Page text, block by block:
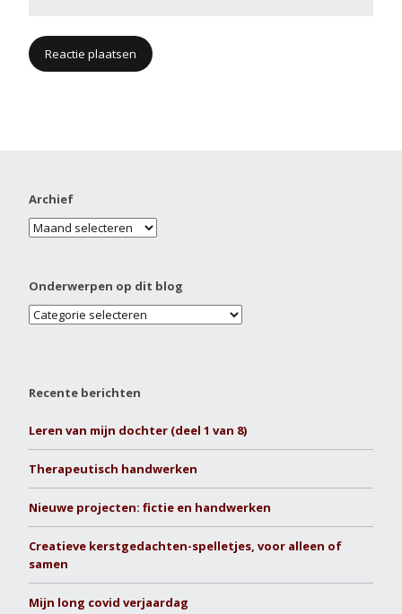
Archief
Onderwerpen op dit blog
Recente berichten
Leren van mijn dochter (deel 1 van 8)
Therapeutisch handwerken
Nieuwe projecten: fictie en handwerken
Creatieve kerstgedachten-spelletjes, voor alleen of
samen
Mijn long covid verjaardag